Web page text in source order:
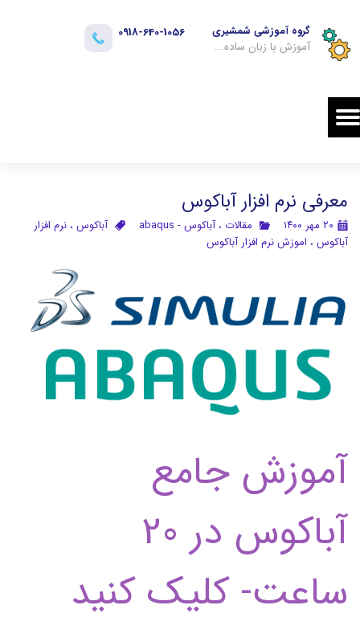
گروه آموزشی شمشیری​​​​​​​
آموزش با زبان ساده...
0918-640-1056
معرفی نرم افزار آباکوس
۲۰ مهر ۱۴۰۰ مقالات ،آباکوس - abaqus آباکوس، نرم افزار
آباکوس، اموزش نرم افزار آباکوس
آموزش جامع
آباکوس در 20
ساعت- کلیک کنید